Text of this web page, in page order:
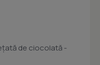
de ciocolată -